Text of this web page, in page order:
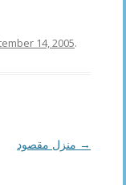
14, 2005.
→